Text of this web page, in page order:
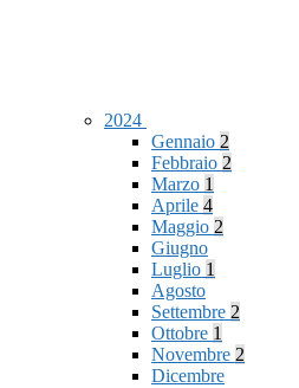
2024
Gennaio 2
Febbraio 2
Marzo 1
Aprile 4
Maggio 2
Giugno
Luglio 1
Agosto
Settembre 2
Ottobre 1
Novembre 2
Dicembre